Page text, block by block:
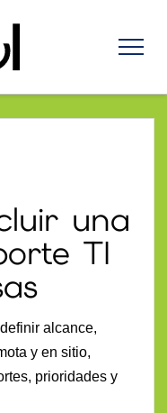
una
TI
alcance,
y en sitio,
prioridades y